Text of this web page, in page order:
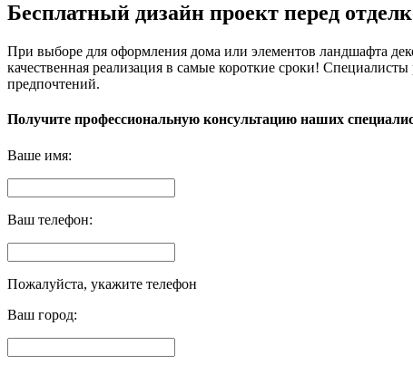
Бесплатный дизайн проект перед
При выборе для оформления дома или элементов ландшафта
качественная реализация в самые короткие сроки!
предпочтений.
Получите профессиональную консультацию наших
Ваше имя:
Ваш телефон:
Пожалуйста, укажите телефон
Ваш город: